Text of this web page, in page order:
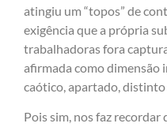
atingiu um “topos” de
exigência que a própria
trabalhadoras fora
afirmada como dimensão
caótico, apartado,
Pois sim, nos faz recordar